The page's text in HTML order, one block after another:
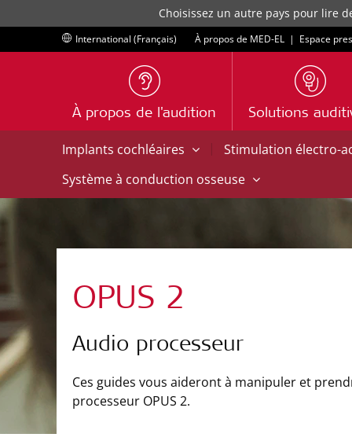
Choisissez un autre pays pour lire
International (Français) À propos de MED-EL | Espace
À propos de l'audition Solutions
Implants cochléaires | Stimulation électro-
Système à conduction osseuse
OPUS 2
Audio processeur
Ces guides vous aideront à manipuler et
processeur OPUS 2.